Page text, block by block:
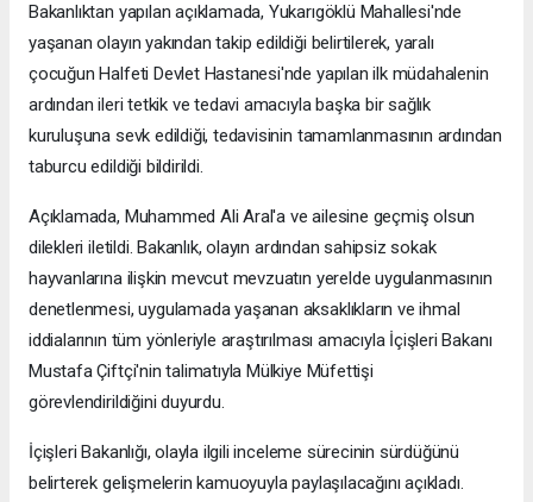
Bakanlıktan yapılan açıklamada, Yukarıgöklü Mahallesi'nde
yaşanan olayın yakından takip edildiği belirtilerek, yaralı
çocuğun Halfeti Devlet Hastanesi'nde yapılan ilk müdahalenin
ardından ileri tetkik ve tedavi amacıyla başka bir sağlık
kuruluşuna sevk edildiği, tedavisinin tamamlanmasının ardından
taburcu edildiği bildirildi.
Açıklamada, Muhammed Ali Aral'a ve ailesine geçmiş olsun
dilekleri iletildi. Bakanlık, olayın ardından sahipsiz sokak
hayvanlarına ilişkin mevcut mevzuatın yerelde uygulanmasının
denetlenmesi, uygulamada yaşanan aksaklıkların ve ihmal
iddialarının tüm yönleriyle araştırılması amacıyla İçişleri Bakanı
Mustafa Çiftçi'nin talimatıyla Mülkiye Müfettişi
görevlendirildiğini duyurdu.
İçişleri Bakanlığı, olayla ilgili inceleme sürecinin sürdüğünü
belirterek gelişmelerin kamuoyuyla paylaşılacağını açıkladı.